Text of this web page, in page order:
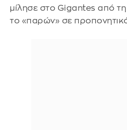
μίλησε στο Gigantes από
το «παρών» σε